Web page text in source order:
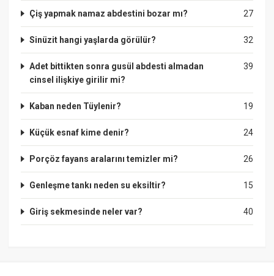
27
Çiş yapmak namaz abdestini bozar mı?
32
Sinüzit hangi yaşlarda görülür?
39
Adet bittikten sonra gusül abdesti almadan
cinsel ilişkiye girilir mi?
19
Kaban neden Tüylenir?
24
Küçük esnaf kime denir?
26
Porçöz fayans aralarını temizler mi?
15
Genleşme tankı neden su eksiltir?
40
Giriş sekmesinde neler var?